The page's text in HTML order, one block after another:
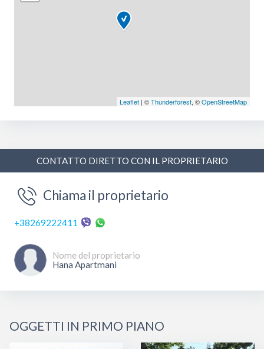
Leaflet | ©Thunderforest, ©OpenStreetMap
CONTATTO DIRETTO CON IL PROPRIETARIO
Chiama il proprietario
+38269222411
Nome del proprietario
Hana Apartmani
OGGETTI IN PRIMO PIANO